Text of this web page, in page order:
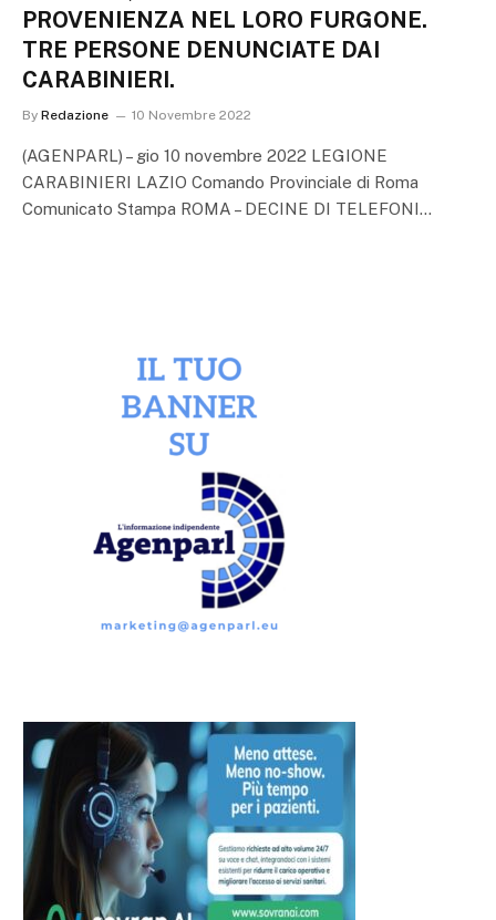
PROVENIENZA NEL LORO FURGONE.
TRE PERSONE DENUNCIATE DAI
CARABINIERI.
By Redazione 10 Novembre 2022
(AGENPARL) – gio 10 novembre 2022 LEGIONE
CARABINIERI LAZIO Comando Provinciale di Roma
Comunicato Stampa ROMA – DECINE DI TELEFONI…